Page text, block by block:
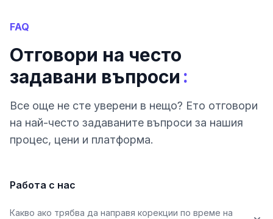
FAQ
Отговори на често
задавани въпроси :
Все още не сте уверени в нещо? Ето отговори
на най-често задаваните въпроси за нашия
процес, цени и платформа.
Работа с нас
Какво ако трябва да направя корекции по време на